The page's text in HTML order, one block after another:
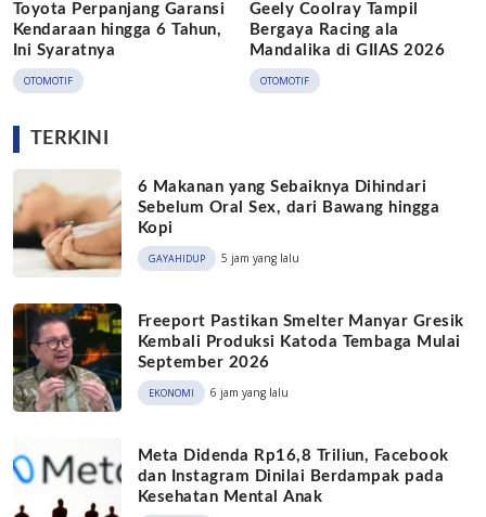
Toyota Perpanjang Garansi
Kendaraan hingga 6 Tahun,
Ini Syaratnya
OTOMOTIF
Geely Coolray Tampil
Bergaya Racing ala
Mandalika di GIIAS 2026
OTOMOTIF
TERKINI
6 Makanan yang Sebaiknya Dihindari
Sebelum Oral Sex, dari Bawang hingga
Kopi
GAYAHIDUP 5 jam yang lalu
Freeport Pastikan Smelter Manyar Gresik
Kembali Produksi Katoda Tembaga Mulai
September 2026
EKONOMI 6 jam yang lalu
Meta Didenda Rp16,8 Triliun, Facebook
dan Instagram Dinilai Berdampak pada
Kesehatan Mental Anak